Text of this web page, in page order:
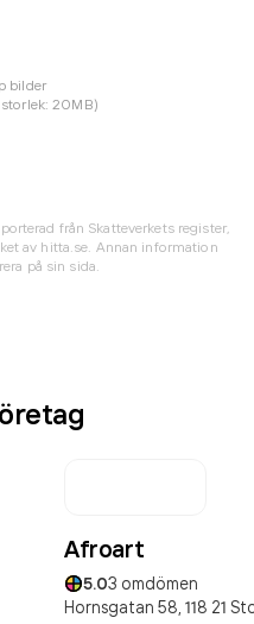
bilder
20MB)
från Skatteverkets register,
av hitta.se. Annan information
på sin sida.
Afroart
5.03 omdömen
Hornsgatan 58, 118 21